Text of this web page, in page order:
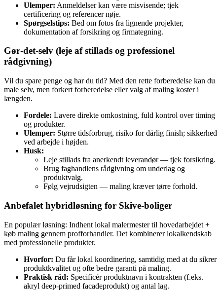
Ulemper: Anmeldelser kan være misvisende; tjek
certificering og referencer nøje.
Spørgselstips: Bed om fotos fra lignende projekter,
dokumentation af forsikring og firmategning.
Gør‑det‑selv (leje af stillads og professionel
rådgivning)
Vil du spare penge og har du tid? Med den rette forberedelse kan du
male selv, men forkert forberedelse eller valg af maling koster i
længden.
Fordele: Lavere direkte omkostning, fuld kontrol over timing
og produkter.
Ulemper: Større tidsforbrug, risiko for dårlig finish; sikkerhed
ved arbejde i højden.
Husk:
Leje stillads fra anerkendt leverandør — tjek forsikring.
Brug faghandlens rådgivning om underlag og
produktvalg.
Følg vejrudsigten — maling kræver tørre forhold.
Anbefalet hybridløsning for Skive‑boliger
En populær løsning: Indhent lokal malermester til hovedarbejdet +
køb maling gennem profforhandler. Det kombinerer lokalkendskab
med professionelle produkter.
Hvorfor: Du får lokal koordinering, samtidig med at du sikrer
produktkvalitet og ofte bedre garanti på maling.
Praktisk råd: Specificér produktnavn i kontrakten (f.eks.
akryl deep‑primed facadeprodukt) og antal lag.